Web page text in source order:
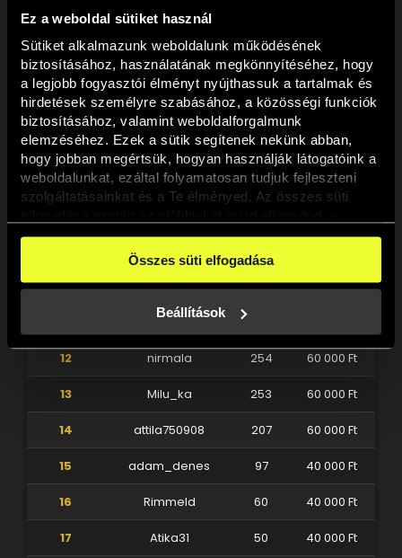
Ez a weboldal sütiket használ
Sütiket alkalmazunk weboldalunk működésének
biztosításához, használatának megkönnyítéséhez, hogy
a legjobb fogyasztói élményt nyújthassuk a tartalmak és
hirdetések személyre szabásához, a közösségi funkciók
biztosításához, valamint weboldalforgalmunk
elemzéséhez. Ezek a sütik segítenek nekünk abban,
hogy jobban megértsük, hogyan használják látogatóink a
weboldalunkat, ezáltal folyamatosan tudjuk fejleszteni
szolgáltatásainkat és a Te élményed. Az összes süti
beállításokban pedig egyesével dönthethetsz arról, hogy
a weboldal használatához elengedhetetlen sütiken kívül
A weboldalainkon használt sütikről további információkat
erre a linkre kattintva a Süti tájékoztatónkban
Összes süti elfogadása
Beállítások
4 Szolnok 850 160 000 Ft
5 Sancho 728 140 000 Ft
6 Tino11 644 120 000 Ft
7 AntonShaolin 563 120 000 Ft
484
10 Paco1978 339 80 000 Ft
Kacoka78
12 nirmala 254 60 000 Ft
13 Milu_ka 253 60 000 Ft
14 attila750908 207 60 000 Ft
15 adam_denes 97 40 000 Ft
16 Rimmeld 60 40 000 Ft
17 Atika31 50 40 000 Ft